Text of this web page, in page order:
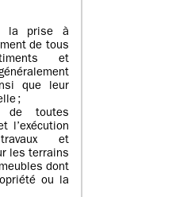
la prise à
de tous
et
que leur
;
de toutes
l’exécution
et
les terrains
dont
ou la